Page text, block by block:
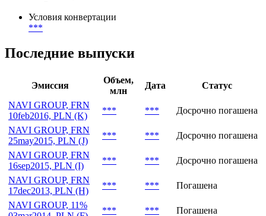
Условия конвертации
***
Последние выпуски
Эмиссия
Объем,
млн
Дата
Статус
NAVI GROUP, FRN
10feb2016, PLN (K)
*** ***
Досрочно погашена
NAVI GROUP, FRN
25may2015, PLN (J)
*** ***
Досрочно погашена
NAVI GROUP, FRN
16sep2015, PLN (I)
*** ***
Досрочно погашена
NAVI GROUP, FRN
17dec2013, PLN (H)
*** ***
Погашена
NAVI GROUP, 11%
*** *** Погашена